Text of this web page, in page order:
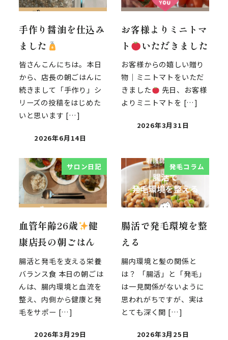
手作り醤油を仕込み
ました
皆さんこんにちは。本日
から、店長の朝ごはんに
続きまして「手作り」シ
リーズの投稿をはじめた
いと思います […]
2026年6月14日
お客様よりミニトマ
ト
いただきました
お客様からの嬉しい贈り
物｜ミニトマトをいただ
きました
先日、お客様
よりミニトマトを […]
2026年3月31日
サロン日記
血管年齢26歳
健
康店長の朝ごはん
腸活と発毛を支える栄養
バランス食 本日の朝ごは
んは、腸内環境と血流を
整え、内側から健康と発
毛をサポー […]
2026年3月29日
発毛コラム
腸活で発毛環境を整
える
腸内環境と髪の関係と
は？ 「腸活」と「発毛」
は一見関係がないように
思われがちですが、実は
とても深く関 […]
2026年3月25日